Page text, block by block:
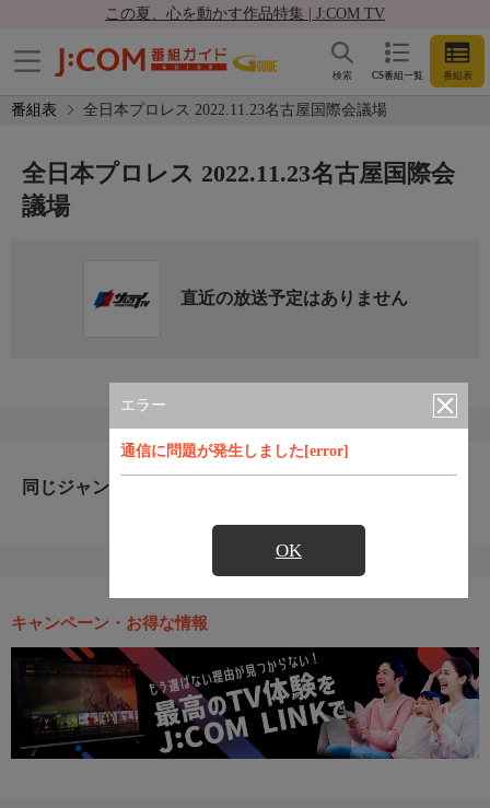
この夏、心を動かす作品特集 | J:COM TV
CS番組一覧 番組表
検索
番組表 全日本プロレス 2022.11.23名古屋国際会議場
エラー
通信に問題が発生しました[error]
OK
全日本プロレス 2022.11.23名古屋国際会
議場
直近の放送予定はありません
同じジャンルのおすすめ番組
キャンペーン・お得な情報